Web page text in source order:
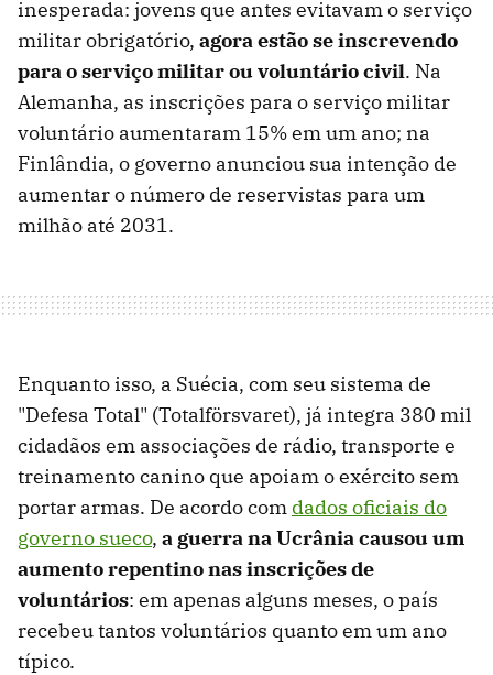
inesperada: jovens que antes evitavam o serviço
militar obrigatório, agora estão se inscrevendo
para o serviço militar ou voluntário civil. Na
Alemanha, as inscrições para o serviço militar
voluntário aumentaram 15% em um ano; na
Finlândia, o governo anunciou sua intenção de
aumentar o número de reservistas para um
milhão até 2031.
Enquanto isso, a Suécia, com seu sistema de
"Defesa Total" (Totalförsvaret), já integra 380 mil
cidadãos em associações de rádio, transporte e
treinamento canino que apoiam o exército sem
portar armas. De acordo com dados oficiais do
governo sueco, a guerra na Ucrânia causou um
aumento repentino nas inscrições de
voluntários: em apenas alguns meses, o país
recebeu tantos voluntários quanto em um ano
típico.